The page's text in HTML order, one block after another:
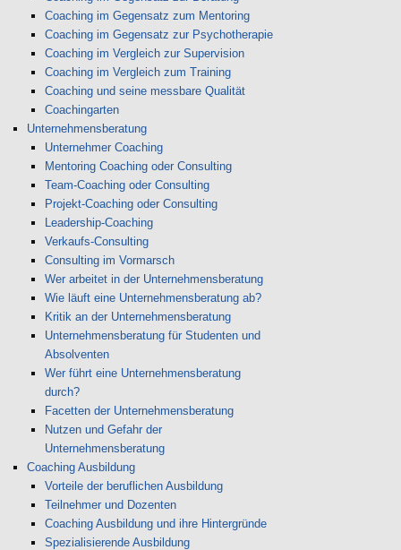
Coaching im Gegensatz zum Mentoring
Coaching im Gegensatz zur Psychotherapie
Coaching im Vergleich zur Supervision
Coaching im Vergleich zum Training
Coaching und seine messbare Qualität
Coachingarten
Unternehmensberatung
Unternehmer Coaching
Mentoring Coaching oder Consulting
Team-Coaching oder Consulting
Projekt-Coaching oder Consulting
Leadership-Coaching
Verkaufs-Consulting
Consulting im Vormarsch
Wer arbeitet in der Unternehmensberatung
Wie läuft eine Unternehmensberatung ab?
Kritik an der Unternehmensberatung
Unternehmensberatung für Studenten und
Absolventen
Wer führt eine Unternehmensberatung
durch?
Facetten der Unternehmensberatung
Nutzen und Gefahr der
Unternehmensberatung
Coaching Ausbildung
Vorteile der beruflichen Ausbildung
Teilnehmer und Dozenten
Coaching Ausbildung und ihre Hintergründe
Spezialisierende Ausbildung